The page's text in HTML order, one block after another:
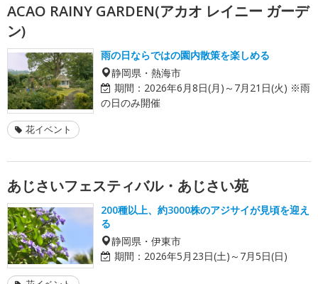
ACAO RAINY GARDEN(アカオ レイニー ガーデ
ン)
雨の日ならではの園内散策を楽しめる
静岡県・熱海市
期間： 2026年6月8日(月)～7月21日(火) ※雨
の日のみ開催
花イベント
あじさいフェスティバル・あじさい苑
200種以上、約3000株のアジサイが見頃を迎え
る
静岡県・伊東市
期間： 2026年5月23日(土)～7月5日(日)